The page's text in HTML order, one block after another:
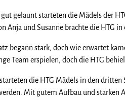
gelaunt starteten die Mädels der
Anja und Susanne brachte die HTG
begann stark, doch wie erwartet
Team erspielen, doch die HTG
die HTG Mädels in den
Mit gutem Aufbau und starken